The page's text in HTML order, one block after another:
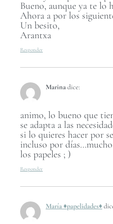
Bueno, aunque ya te lo
Ahora a por los
Un besito,
Arantxa
Responder
Marinadice:
animo, lo bueno que
se adapta a las
si lo quieres hacer por
incluso por
los papeles ; )
Responder
María ♦papelidades♦